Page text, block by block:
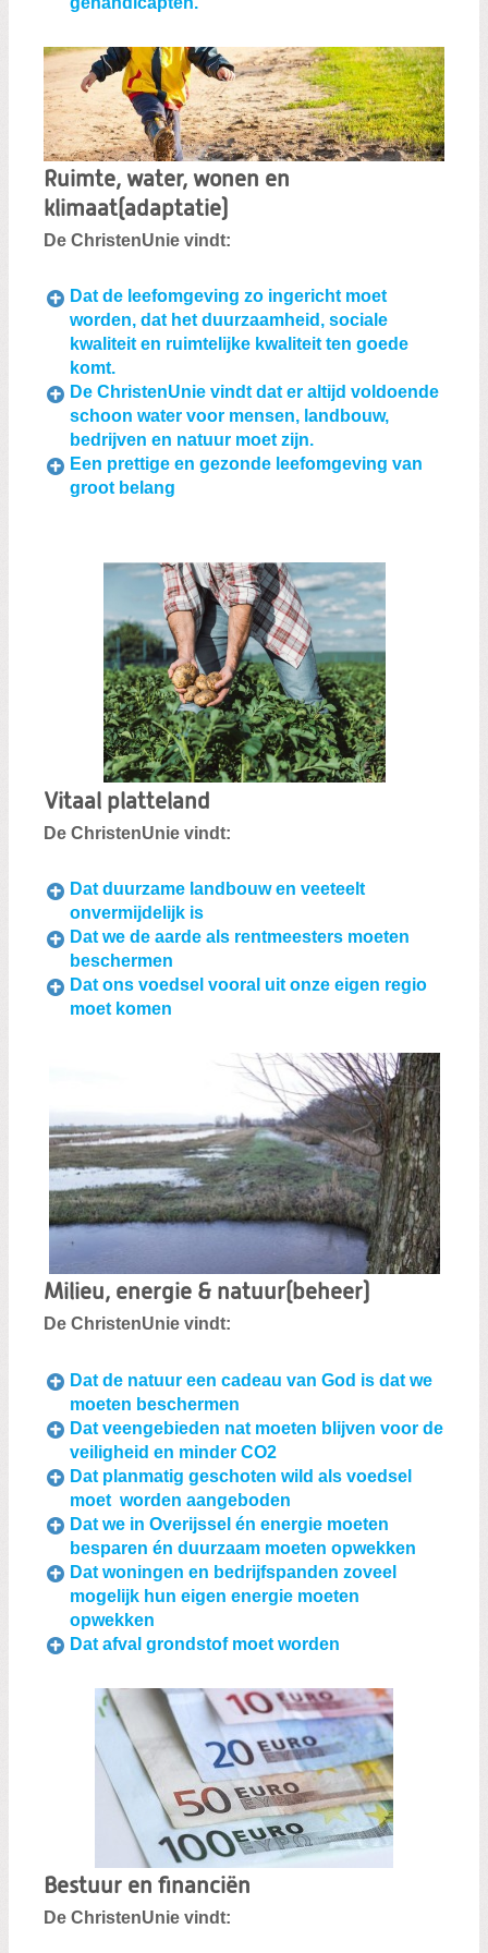
Ruimte, water, wonen en
klimaat(adaptatie)
De ChristenUnie vindt:
Dat de leefomgeving zo ingericht moet
worden, dat het duurzaamheid, sociale
kwaliteit en ruimtelijke kwaliteit ten goede
komt.
De ChristenUnie vindt dat er altijd voldoende
schoon water voor mensen, landbouw,
bedrijven en natuur moet zijn.
Een prettige en gezonde leefomgeving van
groot belang
Vitaal platteland
De ChristenUnie vindt:
Dat duurzame landbouw en veeteelt
onvermijdelijk is
Dat we de aarde als rentmeesters moeten
beschermen
Dat ons voedsel vooral uit onze eigen regio
moet komen
Milieu, energie & natuur(beheer)
De ChristenUnie vindt:
Dat de natuur een cadeau van God is dat we
moeten beschermen
Dat veengebieden nat moeten blijven voor de
veiligheid en minder CO2
Dat planmatig geschoten wild als voedsel
moet worden aangeboden
Dat we in Overijssel én energie moeten
besparen én duurzaam moeten opwekken
Dat woningen en bedrijfspanden zoveel
mogelijk hun eigen energie moeten
opwekken
Dat afval grondstof moet worden
Bestuur en financiën
De ChristenUnie vindt: